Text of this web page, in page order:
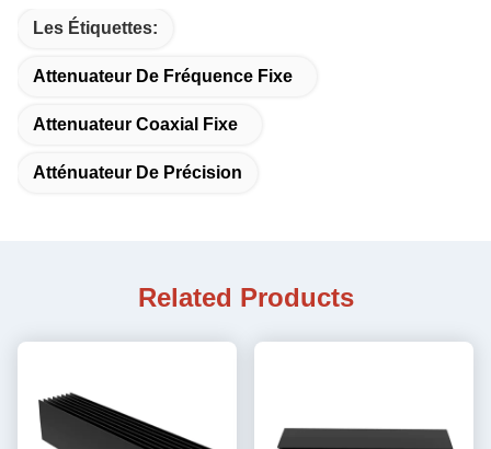
Les Étiquettes:
Attenuateur De Fréquence Fixe
Attenuateur Coaxial Fixe
Atténuateur De Précision
Related Products